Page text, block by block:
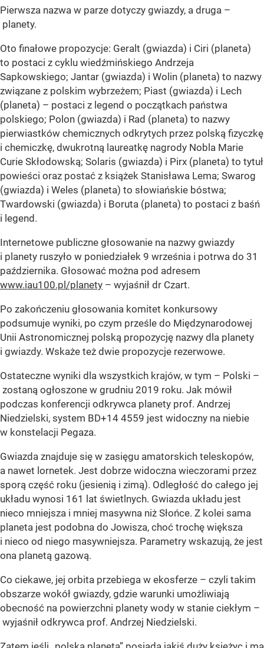
Pierwsza nazwa w parze dotyczy gwiazdy, a druga –
planety.
Oto finałowe propozycje: Geralt (gwiazda) i Ciri (planeta)
to postaci z cyklu wiedźmińskiego Andrzeja
Sapkowskiego; Jantar (gwiazda) i Wolin (planeta) to nazwy
związane z polskim wybrzeżem; Piast (gwiazda) i Lech
(planeta) – postaci z legend o początkach państwa
polskiego; Polon (gwiazda) i Rad (planeta) to nazwy
pierwiastków chemicznych odkrytych przez polską fizyczkę
i chemiczkę, dwukrotną laureatkę nagrody Nobla Marie
Curie Skłodowską; Solaris (gwiazda) i Pirx (planeta) to tytuł
powieści oraz postać z książek Stanisława Lema; Swarog
(gwiazda) i Weles (planeta) to słowiańskie bóstwa;
Twardowski (gwiazda) i Boruta (planeta) to postaci z baśń
i legend.
Internetowe publiczne głosowanie na nazwy gwiazdy
i planety ruszyło w poniedziałek 9 września i potrwa do 31
października. Głosować można pod adresem
www.iau100.pl/planety – wyjaśnił dr Czart.
Po zakończeniu głosowania komitet konkursowy
podsumuje wyniki, po czym prześle do Międzynarodowej
Unii Astronomicznej polską propozycję nazwy dla planety
i gwiazdy. Wskaże też dwie propozycje rezerwowe.
Ostateczne wyniki dla wszystkich krajów, w tym – Polski –
zostaną ogłoszone w grudniu 2019 roku. Jak mówił
podczas konferencji odkrywca planety prof. Andrzej
Niedzielski, system BD+14 4559 jest widoczny na niebie
w konstelacji Pegaza.
Gwiazda znajduje się w zasięgu amatorskich teleskopów,
a nawet lornetek. Jest dobrze widoczna wieczorami przez
sporą część roku (jesienią i zimą). Odległość do całego jej
układu wynosi 161 lat świetlnych. Gwiazda układu jest
nieco mniejsza i mniej masywna niż Słońce. Z kolei sama
planeta jest podobna do Jowisza, choć trochę większa
i nieco od niego masywniejsza. Parametry wskazują, że jest
ona planetą gazową.
Co ciekawe, jej orbita przebiega w ekosferze – czyli takim
obszarze wokół gwiazdy, gdzie warunki umożliwiają
obecność na powierzchni planety wody w stanie ciekłym –
wyjaśnił odkrywca prof. Andrzej Niedzielski.